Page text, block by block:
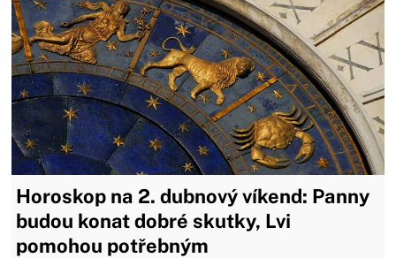
Horoskop na 2. dubnový víkend: Panny
budou konat dobré skutky, Lvi
pomohou potřebným